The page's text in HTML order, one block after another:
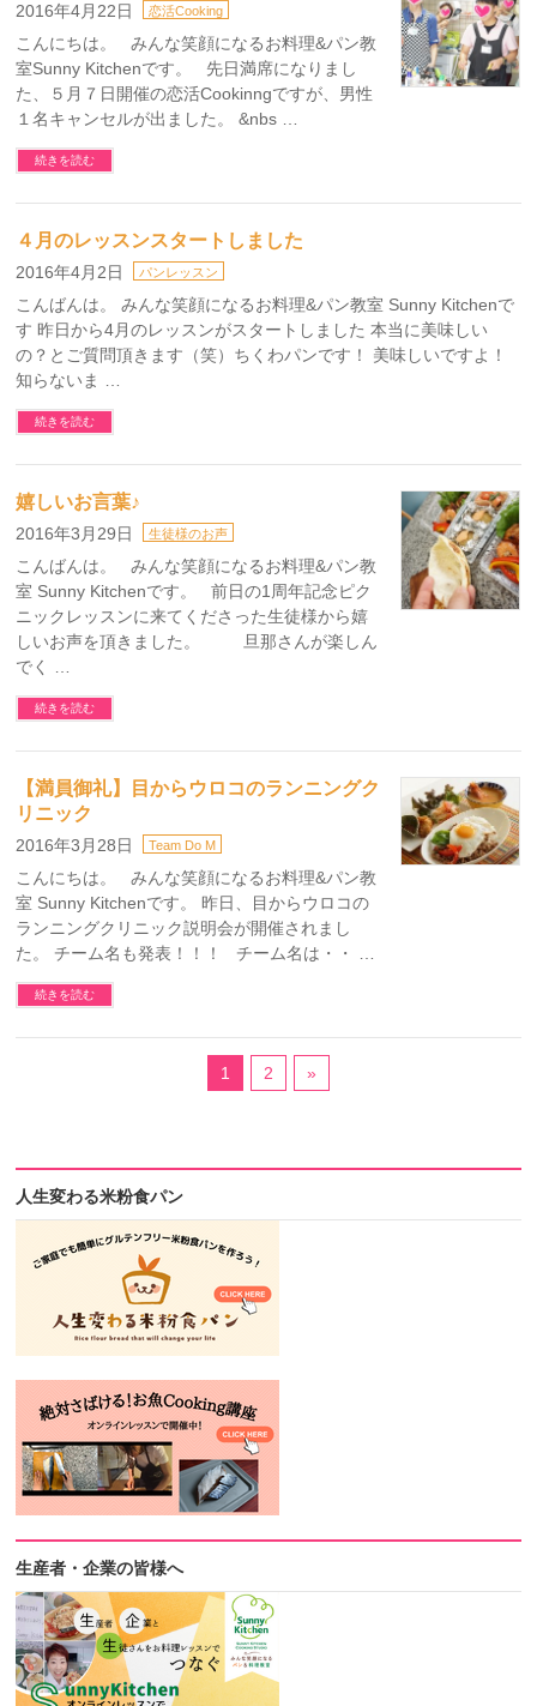
2016年4月22日 恋活Cooking
こんにちは。 みんな笑顔になるお料理&パン教
室Sunny Kitchenです。 先日満席になりまし
た、５月７日開催の恋活Cookinngですが、男性
１名キャンセルが出ました。 &nbs …
続きを読む
４月のレッスンスタートしました
2016年4月2日 パンレッスン
こんばんは。 みんな笑顔になるお料理&パン教室 Sunny Kitchenで
す 昨日から4月のレッスンがスタートしました 本当に美味しい
の？とご質問頂きます（笑）ちくわパンです！ 美味しいですよ！
知らないま …
続きを読む
嬉しいお言葉♪
2016年3月29日 生徒様のお声
こんばんは。 みんな笑顔になるお料理&パン教
室 Sunny Kitchenです。 前日の1周年記念ピク
ニックレッスンに来てくださった生徒様から嬉
しいお声を頂きました。 旦那さんが楽しん
でく …
続きを読む
【満員御礼】目からウロコのランニングク
リニック
2016年3月28日 Team Do M
こんにちは。 みんな笑顔になるお料理&パン教
室 Sunny Kitchenです。 昨日、目からウロコの
ランニングクリニック説明会が開催されまし
た。 チーム名も発表！！！ チーム名は・・ …
続きを読む
1 2 »
人生変わる米粉食パン
生産者・企業の皆様へ